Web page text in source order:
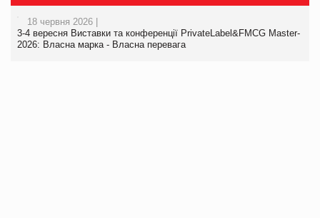
18 червня 2026 |
3-4 вересня Виставки та конференції PrivateLabel&FMCG Master-
2026: Власна марка - Власна перевага